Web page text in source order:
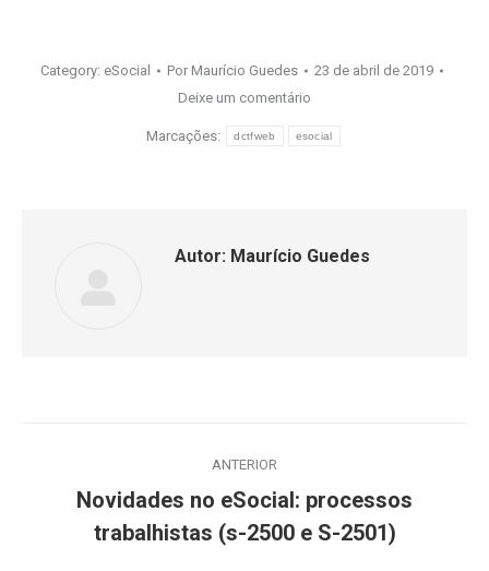
Category: eSocial Por Maurício Guedes
23 de abril de 2019
Deixe um comentário
Marcações: dctfweb esocial
Autor: Maurício Guedes
post:
ANTERIOR
Post
anterior:
Novidades no eSocial: processos
trabalhistas (s-2500 e S-2501)